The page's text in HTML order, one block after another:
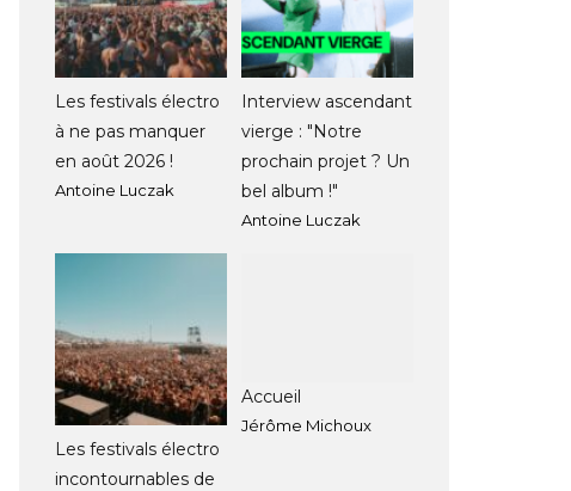
Les festivals électro
à ne pas manquer
en août 2026 !
Antoine Luczak
Interview ascendant
vierge : "Notre
prochain projet ? Un
bel album !"
Antoine Luczak
Les festivals électro
incontournables de
Accueil
Jérôme Michoux